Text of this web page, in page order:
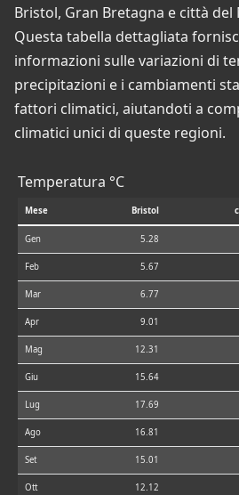
Bristol, Gran Bretagna e città del
Questa tabella dettagliata
informazioni sulle variazioni di
precipitazioni e i cambiamenti
fattori climatici, aiutandoti a
climatici unici di queste regioni.
Temperatura °C
Mese Bristol
Gen 5.28
Feb 5.67
Mar 6.77
Apr 9.01
Mag 12.31
Giu 15.64
Lug 17.69
Ago 16.81
Set 15.01
Ott 12.12